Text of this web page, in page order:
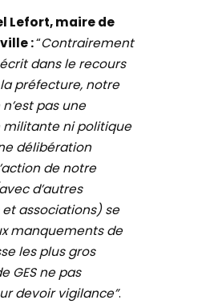
Lefort, maire de
:“Contrairement
dans le recours
préfecture, notre
pas une
ni politique
délibération
de notre
d’autres
associations) se
manquements de
les plus gros
GES ne pas
devoir vigilance”.